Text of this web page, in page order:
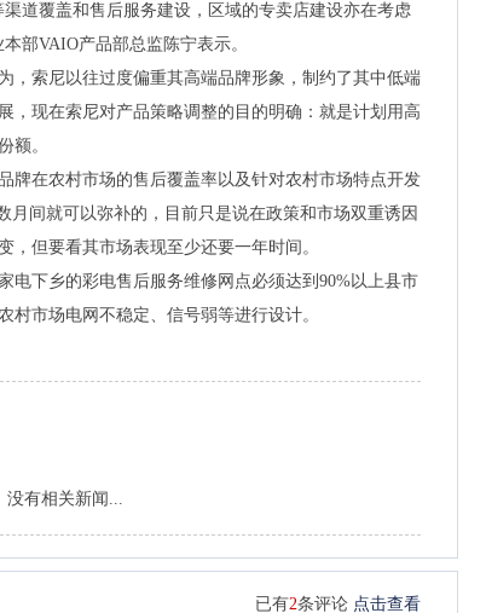
覆盖和售后服务建设，区域的专卖店建设亦在考虑
部VAIO产品部总监陈宁表示。
索尼以往过度偏重其高端品牌形象，制约了其中低端
，现在索尼对产品策略调整的目的明确：就是计划用高
额。
在农村市场的售后覆盖率以及针对农村市场特点开发
月间就可以弥补的，目前只是说在政策和市场双重诱因
，但要看其市场表现至少还要一年时间。
下乡的彩电售后服务维修网点必须达到90%以上县市
村市场电网不稳定、信号弱等进行设计。
没有相关新闻...
已有2条评论 点击查看